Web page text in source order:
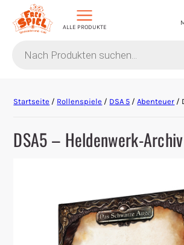
ALLE PRODUKTE
search
Krimi-Dinner
Startseite / Rollenspiele / DSA 5 /Abenteuer /
DSA5 – Heldenwerk-